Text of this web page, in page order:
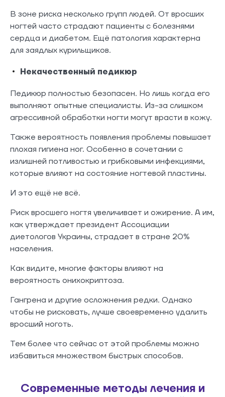
В зоне риска несколько групп людей. От вросших
ногтей часто страдают пациенты с болезнями
сердца и диабетом. Ещё патология характерна
для заядлых курильщиков.
Некачественный педикюр
Педикюр полностью безопасен. Но лишь когда его
выполняют опытные специалисты. Из-за слишком
агрессивной обработки ногти могут врасти в кожу.
Также вероятность появления проблемы повышает
плохая гигиена ног. Особенно в сочетании с
излишней потливостью и грибковыми инфекциями,
которые влияют на состояние ногтевой пластины.
И это ещё не всё.
Риск вросшего ногтя увеличивает и ожирение. А им,
как утверждает президент Ассоциации
диетологов Украины, страдает в стране 20%
населения.
Как видите, многие факторы влияют на
вероятность онихокриптоза.
Гангрена и другие осложнения редки. Однако
чтобы не рисковать, лучше своевременно удалить
вросший ноготь.
Тем более что сейчас от этой проблемы можно
избавиться множеством быстрых способов.
Современные методы лечения и